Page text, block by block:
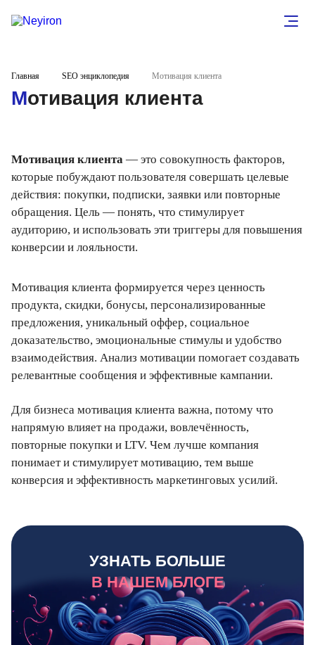
Главная SEO энциклопедия Мотивация клиента
Мотивация клиента
Мотивация клиента — это совокупность факторов,
которые побуждают пользователя совершать целевые
действия: покупки, подписки, заявки или повторные
обращения. Цель — понять, что стимулирует
аудиторию, и использовать эти триггеры для повышения
конверсии и лояльности.
Мотивация клиента формируется через ценность
продукта, скидки, бонусы, персонализированные
предложения, уникальный оффер, социальное
доказательство, эмоциональные стимулы и удобство
взаимодействия. Анализ мотивации помогает создавать
релевантные сообщения и эффективные кампании.
Для бизнеса мотивация клиента важна, потому что
напрямую влияет на продажи, вовлечённость,
повторные покупки и LTV. Чем лучше компания
понимает и стимулирует мотивацию, тем выше
конверсия и эффективность маркетинговых усилий.
УЗНАТЬ БОЛЬШЕ
В НАШЕМ БЛОГЕ